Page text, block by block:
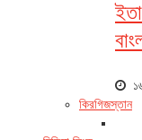
কিরগিজস্তান